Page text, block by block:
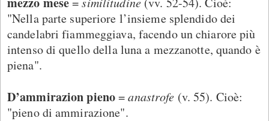
"Nella parte superiore l’insieme splendido dei
candelabri fiammeggiava, facendo un chiarore più
intenso di quello della luna a mezzanotte, quando è
piena".
D’ammirazion pieno=anastrofe (v. 55). Cioè:
"pieno di ammirazione".